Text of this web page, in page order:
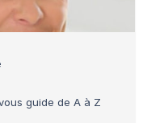
guide de A à Z